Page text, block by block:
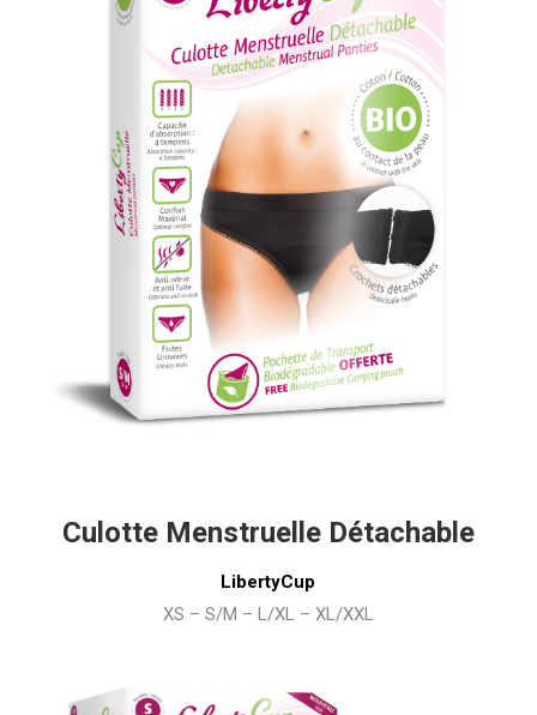
Culotte Menstruelle Détachable
LibertyCup
XS – S/M – L/XL – XL/XXL